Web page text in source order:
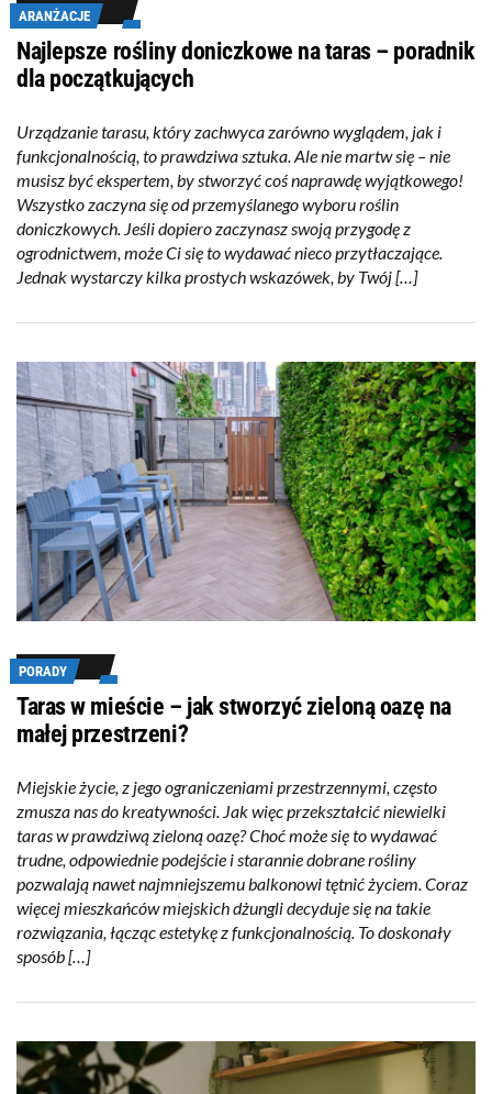
ARANŻACJE
Najlepsze rośliny doniczkowe na taras – poradnik
dla początkujących
Urządzanie tarasu, który zachwyca zarówno wyglądem, jak i
funkcjonalnością, to prawdziwa sztuka. Ale nie martw się – nie
musisz być ekspertem, by stworzyć coś naprawdę wyjątkowego!
Wszystko zaczyna się od przemyślanego wyboru roślin
doniczkowych. Jeśli dopiero zaczynasz swoją przygodę z
ogrodnictwem, może Ci się to wydawać nieco przytłaczające.
Jednak wystarczy kilka prostych wskazówek, by Twój […]
PORADY
Taras w mieście – jak stworzyć zieloną oazę na
małej przestrzeni?
Miejskie życie, z jego ograniczeniami przestrzennymi, często
zmusza nas do kreatywności. Jak więc przekształcić niewielki
taras w prawdziwą zieloną oazę? Choć może się to wydawać
trudne, odpowiednie podejście i starannie dobrane rośliny
pozwalają nawet najmniejszemu balkonowi tętnić życiem. Coraz
więcej mieszkańców miejskich dżungli decyduje się na takie
rozwiązania, łącząc estetykę z funkcjonalnością. To doskonały
sposób […]